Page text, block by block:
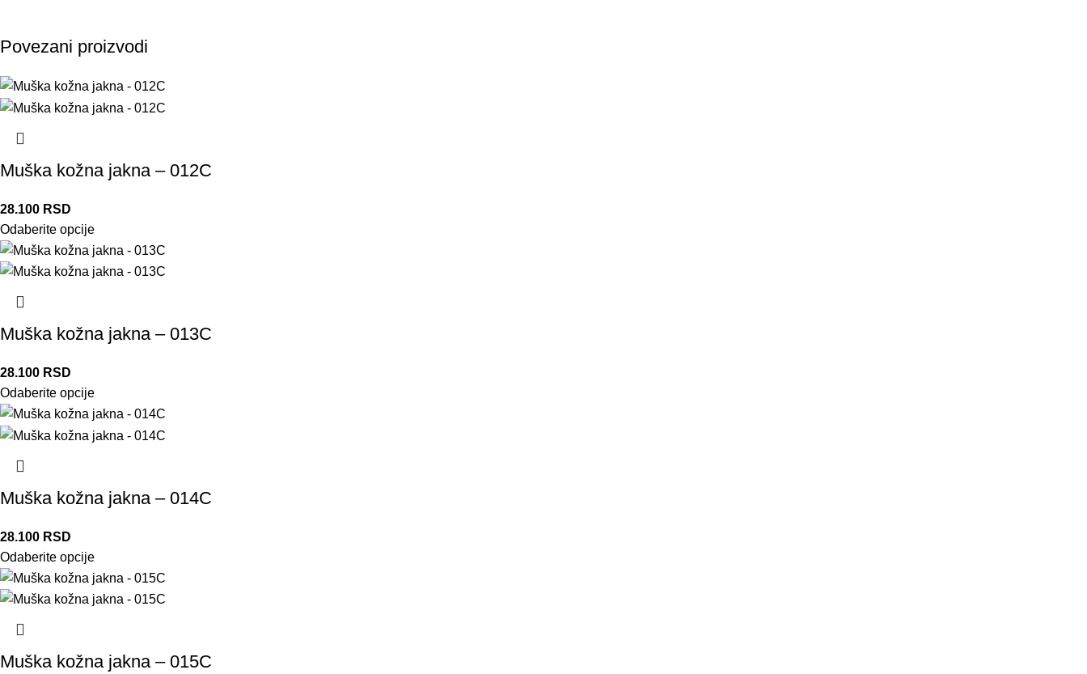
Povezani proizvodi
Muška kožna jakna – 012C
28.100 RSD
Odaberite opcije
Muška kožna jakna – 013C
28.100 RSD
Odaberite opcije
Muška kožna jakna – 014C
28.100 RSD
Odaberite opcije
Muška kožna jakna – 015C